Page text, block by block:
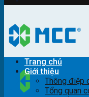
Trang chủ
Giới thiệu
Thông điệp
Tổng quan